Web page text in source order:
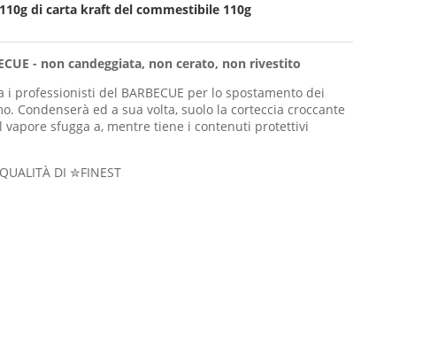
di carta kraft del commestibile 110g
- non candeggiata, non cerato, non rivestito
professionisti del BARBECUE per lo spostamento dei
Condenserà ed a sua volta, suolo la corteccia croccante
sfugga a, mentre tiene i contenuti protettivi
DI ✮FINEST